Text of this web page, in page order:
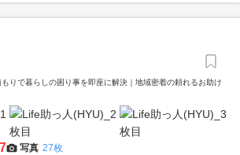
りで暮らしの困り事を即座に解決｜地域密着の頼れるお助け
写真 27枚